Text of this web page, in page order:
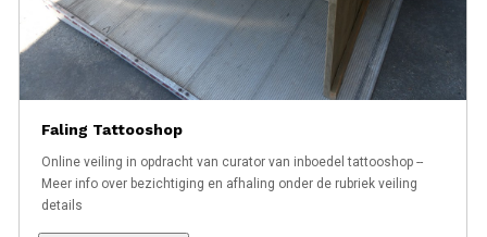
Faling Tattooshop
Online veiling in opdracht van curator van inboedel tattooshop --
Meer info over bezichtiging en afhaling onder de rubriek veiling
details